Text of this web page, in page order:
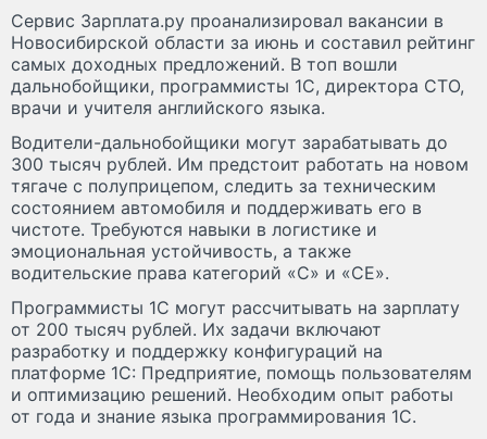
Сервис Зарплата.ру проанализировал вакансии в
Новосибирской области за июнь и составил рейтинг
самых доходных предложений. В топ вошли
дальнобойщики, программисты 1С, директора СТО,
врачи и учителя английского языка.
Водители-дальнобойщики могут зарабатывать до
300 тысяч рублей. Им предстоит работать на новом
тягаче с полуприцепом, следить за техническим
состоянием автомобиля и поддерживать его в
чистоте. Требуются навыки в логистике и
эмоциональная устойчивость, а также
водительские права категорий «С» и «СЕ».
Программисты 1С могут рассчитывать на зарплату
от 200 тысяч рублей. Их задачи включают
разработку и поддержку конфигураций на
платформе 1С: Предприятие, помощь пользователям
и оптимизацию решений. Необходим опыт работы
от года и знание языка программирования 1С.